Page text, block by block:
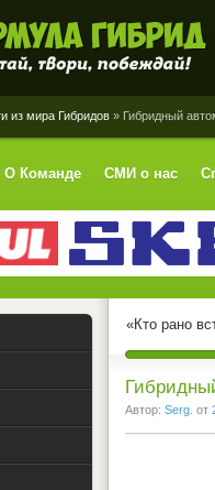
Гибрид
из мира Гибридов » Гибридный
О Команде СМИ о нас
«Кто рано
Автор: Serg. от